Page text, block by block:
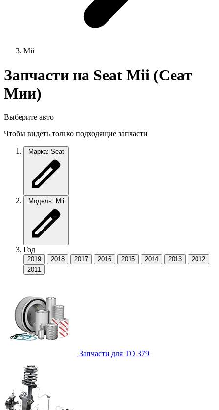
Mii
Запчасти на Seat Mii (Сеат
Мии)
Выберите авто
Чтобы видеть только подходящие запчасти
Марка: Seat
Модель: Mii
Год
2019 2018 2017 2016 2015 2014 2013
2012
2011
Запчасти для ТО 379